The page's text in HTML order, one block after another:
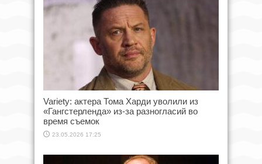
Variety: актера Тома Харди уволили из
«Гангстерленда» из-за разногласий во
время съемок
23.05.2026 17:25